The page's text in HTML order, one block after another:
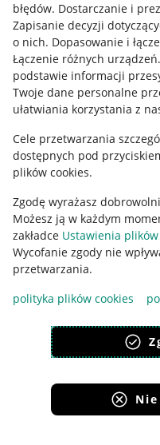
błędów. Dostarczanie i
Zapisanie decyzji
o nich. Dopasowanie i
Łączenie różnych urządzeń.
podstawie informacji
Twoje dane personalne
ułatwiania korzystania z
Cele przetwarzania
dostępnych pod
plików cookies.
Zgodę wyrażasz
Możesz ją w każdym
zakładce Ustawienia plików
Wycofanie zgody nie
przetwarzania.
polityka plików cookies
Informacje prawne
Regulamin
Polityka plików "cookies"
Ustawienia plików
Udostępnianie lokalizacji
Informacje dla Aktu o
Pobierz aplikację
Korzystanie z serwisu